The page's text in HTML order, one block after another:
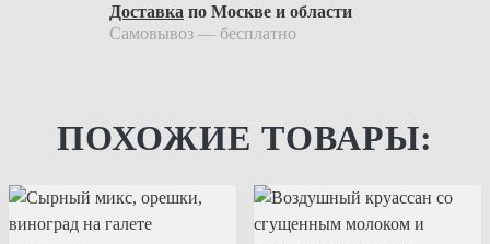
Доставка по Москве и области
Самовывоз — бесплатно
ПОХОЖИЕ ТОВАРЫ: